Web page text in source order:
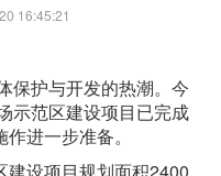
16:45:21
保护与开发的热潮。今
示范区建设项目已完成
进一步准备。